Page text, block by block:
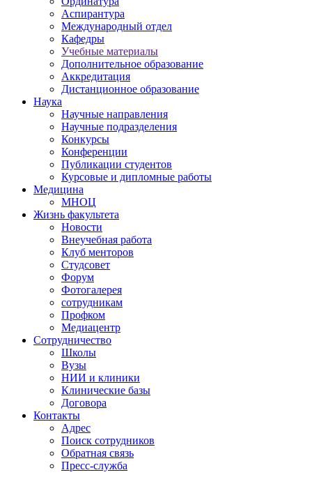
Аспирантура
Международный отдел
Кафедры
Учебные материалы
Дополнительное образование
Аккредитация
Дистанционное образование
Наука
Научные направления
Научные подразделения
Конкурсы
Конференции
Публикации студентов
Курсовые и дипломные работы
Медицина
МНОЦ
Жизнь факультета
Новости
Внеучебная работа
Клуб менторов
Студсовет
Форум
Фотогалерея
сотрудникам
Профком
Медиацентр
Сотрудничество
Школы
Вузы
НИИ и клиники
Клинические базы
Договора
Контакты
Адрес
Поиск сотрудников
Обратная связь
Пресс-служба